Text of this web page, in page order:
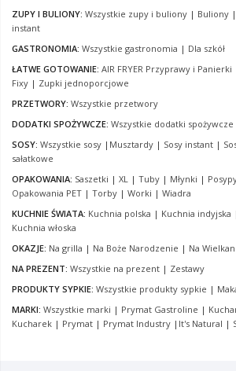
ZUPY I BULIONY: Wszystkie zupy i buliony | Buliony |
instant
GASTRONOMIA: Wszystkie gastronomia | Dla szkół
ŁATWE GOTOWANIE: AIR FRYER Przyprawy i Panierki
Fixy | Zupki jednoporcjowe
PRZETWORY: Wszystkie przetwory
DODATKI SPOŻYWCZE: Wszystkie dodatki spożywcze
SOSY: Wszystkie sosy | Musztardy | Sosy instant |
sałatkowe
OPAKOWANIA: Saszetki | XL | Tuby | Młynki |
Opakowania PET | Torby | Worki | Wiadra
KUCHNIE ŚWIATA: Kuchnia polska | Kuchnia indyjska
Kuchnia włoska
OKAZJE: Na grilla | Na Boże Narodzenie | Na
NA PREZENT: Wszystkie na prezent | Zestawy
PRODUKTY SYPKIE: Wszystkie produkty sypkie |
MARKI: Wszystkie marki | Prymat Gastroline |
Kucharek | Prymat | Prymat Industry | It's Natural |